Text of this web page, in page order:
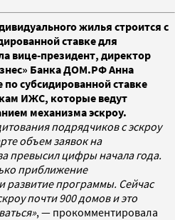
жилья строится с
ставке для
вице-президент, директор
Банка ДОМ.РФ Анна
субсидированной ставке
ИЖС, которые ведут
механизма эскроу.
подрядчиков с эскроу
объем заявок на
превысил цифры начала года.
приближение
развитие программы. Сейчас
почти 900 домов и это
, — прокомментировала